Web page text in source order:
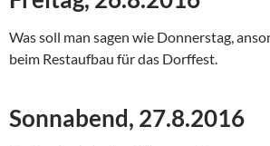
Was soll man sagen wie Donnerstag,
beim Restaufbau für das Dorffest.
Sonnabend, 27.8.2016